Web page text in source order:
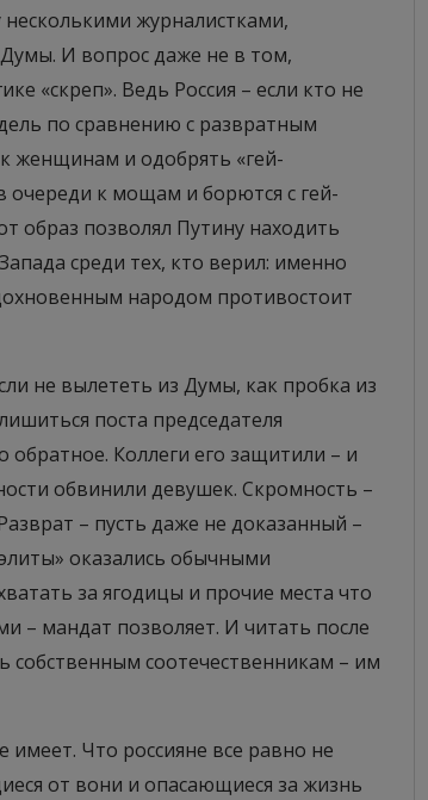
журналистками,
И вопрос даже не в том,
«скреп». Ведь Россия – если кто не
по сравнению с развратным
женщинам и одобрять «гей-
очереди к мощам и борются с гей-
образ позволял Путину находить
среди тех, кто верил: именно
народом противостоит
не вылететь из Думы, как пробка из
поста председателя
Коллеги его защитили – и
обвинили девушек. Скромность –
– пусть даже не доказанный –
оказались обычными
за ягодицы и прочие места что
– мандат позволяет. И читать после
собственным соотечественникам – им
имеет. Что россияне все равно не
от вони и опасающиеся за жизнь